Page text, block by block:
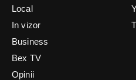
Local
In vizor
Business
Bex TV
Opinii